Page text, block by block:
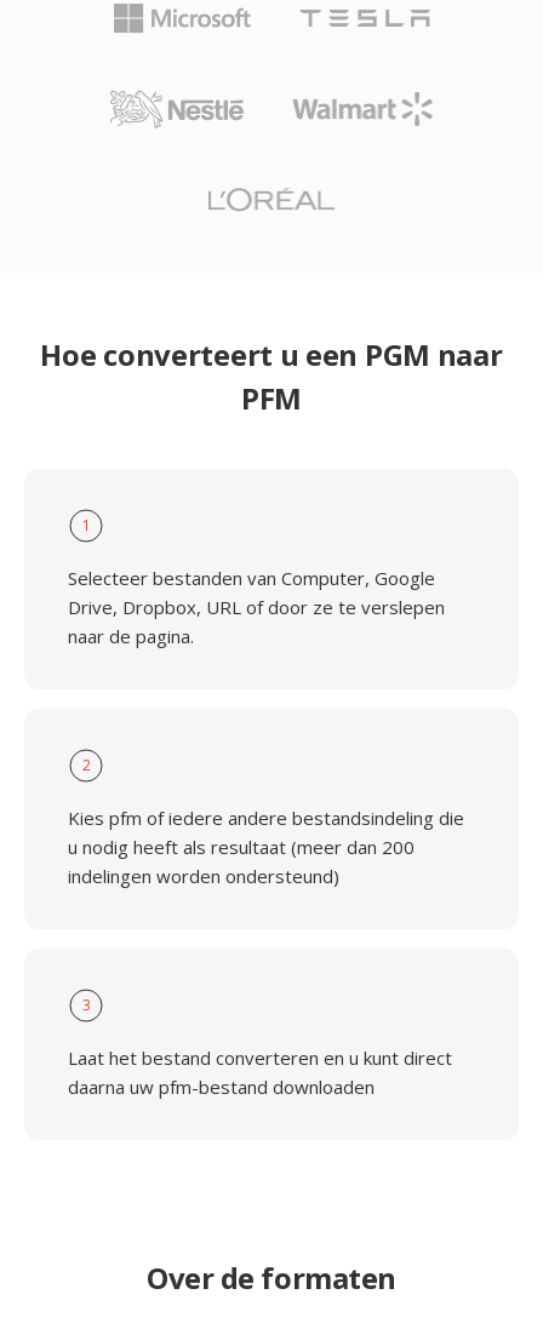
Hoe converteert u een PGM naar
PFM
1
Selecteer bestanden van Computer, Google
Drive, Dropbox, URL of door ze te verslepen
naar de pagina.
2
Kies pfm of iedere andere bestandsindeling die
u nodig heeft als resultaat (meer dan 200
indelingen worden ondersteund)
3
Laat het bestand converteren en u kunt direct
daarna uw pfm-bestand downloaden
Over de formaten